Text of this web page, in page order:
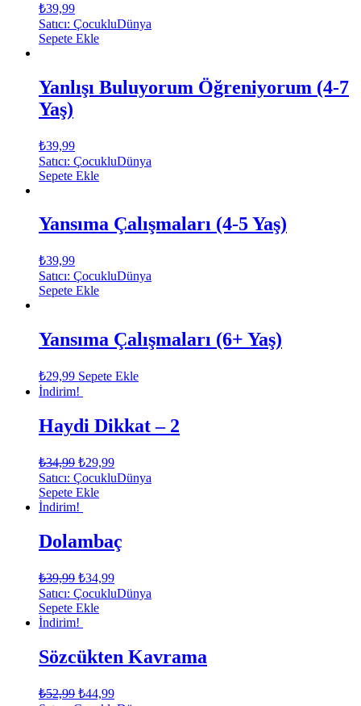
₺39,99
Satıcı: ÇocukluDünya
Sepete Ekle
Yanlışı Buluyorum Öğreniyorum (4-7
Yaş)
₺39,99
Satıcı: ÇocukluDünya
Sepete Ekle
Yansıma Çalışmaları (4-5 Yaş)
₺39,99
Satıcı: ÇocukluDünya
Sepete Ekle
Yansıma Çalışmaları (6+ Yaş)
₺29,99 Sepete Ekle
İndirim!
Haydi Dikkat – 2
₺34,99 ₺29,99
Satıcı: ÇocukluDünya
Sepete Ekle
İndirim!
Dolambaç
₺39,99 ₺34,99
Satıcı: ÇocukluDünya
Sepete Ekle
İndirim!
Sözcükten Kavrama
₺52,99 ₺44,99